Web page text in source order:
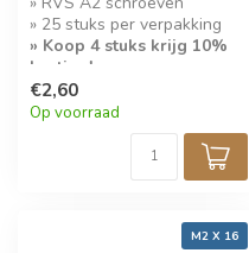
» 25 stuks per verpakking
» Koop 4 stuks krijg 10%
korting!
€2,60
Op voorraad
M2 X 16